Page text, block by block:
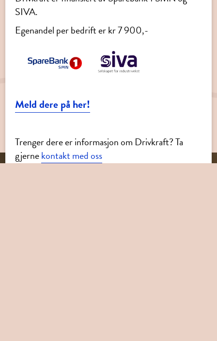
SIVA.
Egenandel per bedrift er kr 7 900,-
Meld dere på her!
Trenger dere er informasjon om Drivkraft? Ta
gjernekontakt med oss